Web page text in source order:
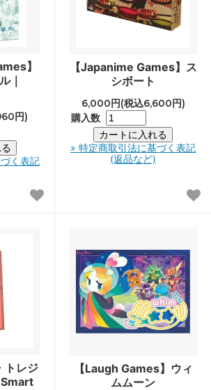
】
｜
円)
く表記
【Japanime Games】ス
シボート
6,000円(税込6,600円)
購入数
» 特定商取引法に基づく表記
(返品など)
トレジ
Smart
【Laugh Games】ウィ
ムムーン